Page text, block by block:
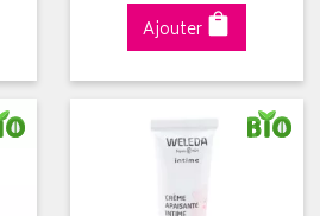
Ajouter